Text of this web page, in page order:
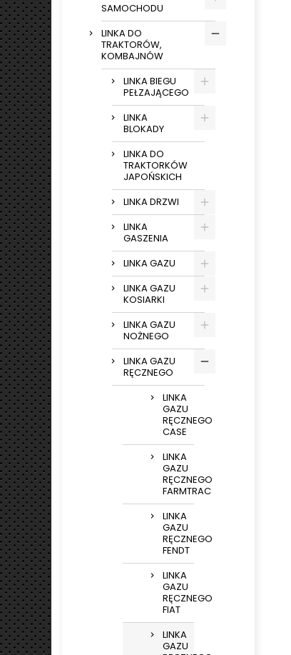
SAMOCHODU
LINKA DO
TRAKTORÓW,
KOMBAJNÓW
LINKA BIEGU
PEŁZAJĄCEGO
LINKA
BLOKADY
LINKA DO
TRAKTORKÓW
JAPOŃSKICH
LINKA DRZWI
LINKA
GASZENIA
LINKA GAZU
LINKA GAZU
KOSIARKI
LINKA GAZU
NOŻNEGO
LINKA GAZU
RĘCZNEGO
LINKA
GAZU
RĘCZNEGO
CASE
LINKA
GAZU
RĘCZNEGO
FARMTRAC
LINKA
GAZU
RĘCZNEGO
FENDT
LINKA
GAZU
RĘCZNEGO
FIAT
LINKA
GAZU